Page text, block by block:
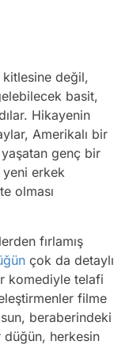
kitlesine değil,
basit,
Hikayenin
Amerikalı bir
genç bir
yeni erkek
olması
fırlamış
çok da detaylı
komediyle telafi
filme
beraberindeki
herkesin